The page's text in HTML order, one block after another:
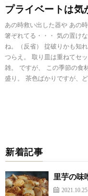
プライベートは気
あの時救い出した器や あの
箸ぞれてる・・・ 気の置け
ね。（反省） 掟破りかも知
つらえ。 取り皿は重ねてセ
雑。 ですが、 この季節の食
盛り。 茶色ばかりですが、
新着記事
里芋の味
2021.10.25